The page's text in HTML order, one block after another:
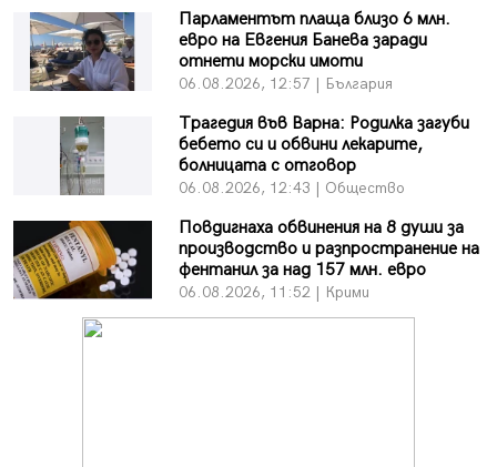
Парламентът плаща близо 6 млн.
евро на Евгения Банева заради
отнети морски имоти
06.08.2026, 12:57 | България
Трагедия във Варна: Родилка загуби
бебето си и обвини лекарите,
болницата с отговор
06.08.2026, 12:43 | Общество
Повдигнаха обвинения на 8 души за
производство и разпространение на
фентанил за над 157 млн. евро
06.08.2026, 11:52 | Крими